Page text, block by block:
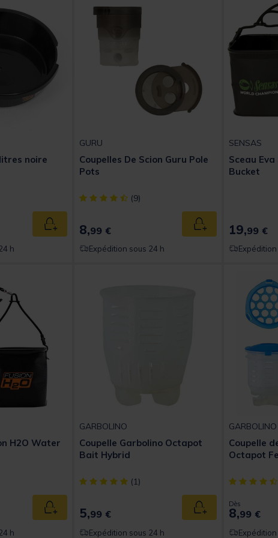
noire
of 5 Customer Rating
Ajouter au panier
h
GURU
Coupelles De Scion Guru Pole
Pots
[object Object] out of 5 Customer Rating
(9)
8,99 € Ajouter au panier
Expédition sous 24 h
SENSAS
Sceau
Bucket
19,99 €
H2O Water
Ajouter au panier
h
GARBOLINO
Coupelle Garbolino Octapot
Bait Hybrid
[object Object] out of 5 Customer Rating
(1)
5,99 € Ajouter au panier
Expédition sous 24 h
GARBOLINO
Coupelle
Octapot
[object
Dès
8,99 €